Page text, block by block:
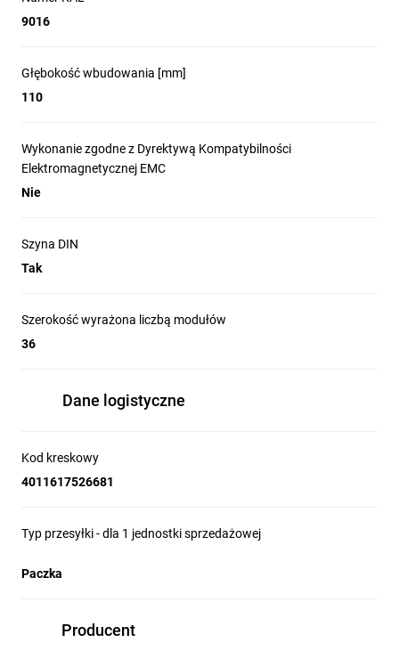
9016
Głębokość wbudowania [mm]
110
Wykonanie zgodne z Dyrektywą Kompatybilności
Elektromagnetycznej EMC
Nie
Szyna DIN
Tak
Szerokość wyrażona liczbą modułów
36
Dane logistyczne
Kod kreskowy
4011617526681
Typ przesyłki - dla 1 jednostki sprzedażowej
Paczka
Producent